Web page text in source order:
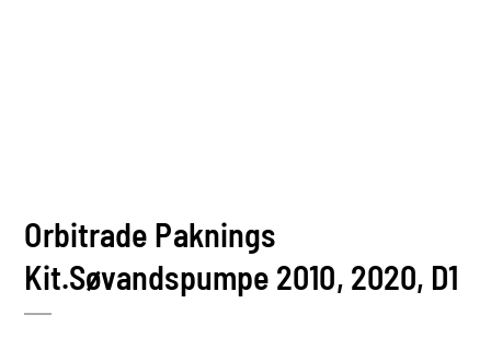
Orbitrade Paknings
Kit.Søvandspumpe 2010, 2020, D1